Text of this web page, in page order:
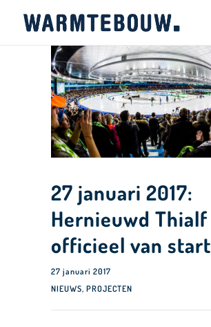
27 januari 2017:
Hernieuwd Thialf
officieel van start
27 januari 2017
NIEUWS, PROJECTEN